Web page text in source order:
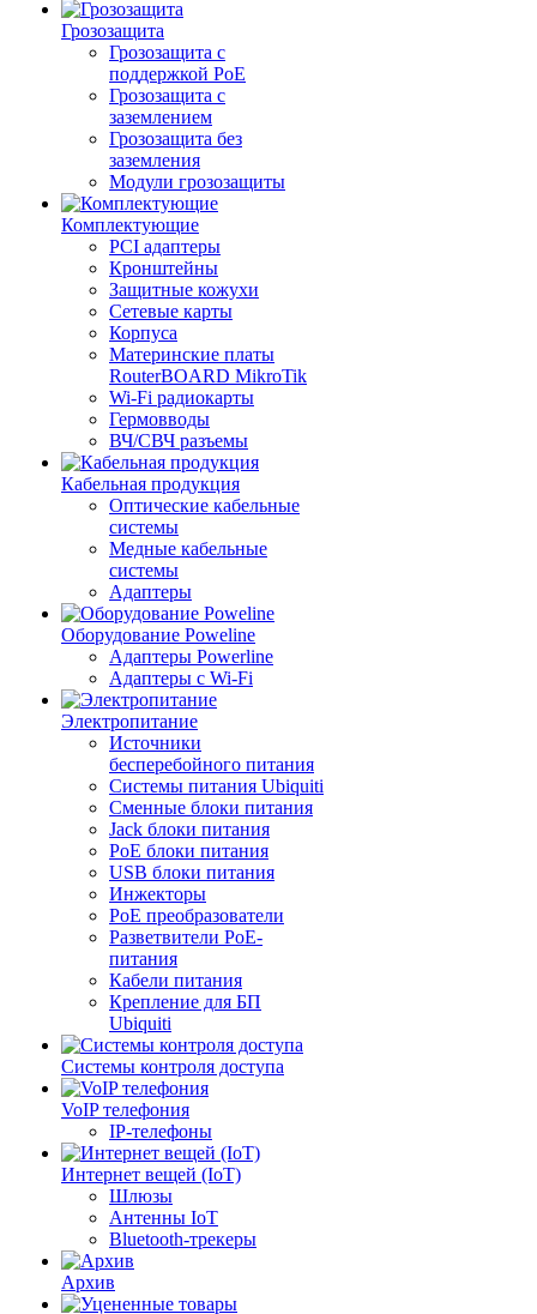
Грозозащита
Грозозащита с
поддержкой PoE
Грозозащита с
заземлением
Грозозащита без
заземления
Модули грозозащиты
Комплектующие
PCI адаптеры
Кронштейны
Защитные кожухи
Сетевые карты
Корпуса
Материнские платы
RouterBOARD MikroTik
Wi-Fi радиокарты
Гермовводы
ВЧ/СВЧ разъемы
Кабельная продукция
Оптические кабельные
системы
Медные кабельные
системы
Адаптеры
Оборудование Poweline
Адаптеры Powerline
Адаптеры с Wi-Fi
Электропитание
Источники
бесперебойного питания
Системы питания Ubiquiti
Сменные блоки питания
Jack блоки питания
PoE блоки питания
USB блоки питания
Инжекторы
PoE преобразователи
Разветвители PoE-
питания
Кабели питания
Крепление для БП
Ubiquiti
Системы контроля доступа
VoIP телефония
IP-телефоны
Интернет вещей (IoT)
Шлюзы
Антенны IoT
Bluetooth-трекеры
Архив